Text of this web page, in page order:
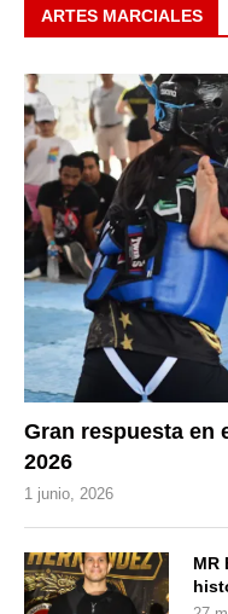
ARTES MARCIALES
Gran respuesta en
2026
1 junio, 2026
MR